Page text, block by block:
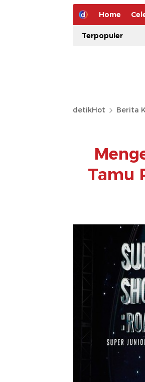
Home
Terpopuler
detikHot Berita
Tamu